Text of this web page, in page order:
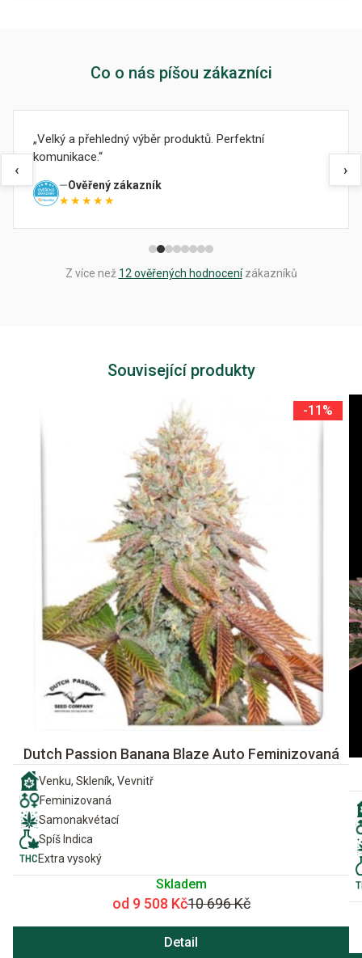
Co o nás píšou zákazníci
‹
Velký a přehledný výběr produktů. Perfektní
komunikace.
Ověřený zákazník
★★★★★
›
Z více než 12 ověřených hodnocenízákazníků
Související produkty
-11%
Dutch Passion Banana Blaze Auto Feminizovaná
Venku, Skleník, Vevnitř
Feminizovaná
Samonakvétací
Spíš Indica
Extra vysoký
Skladem
od 9 508 Kč10 696 Kč
Detail